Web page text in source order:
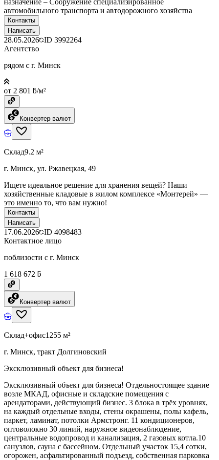
автомобильного транспорта и автодорожного хозяйства
Контакты
Написать
28.05.2026 ID 3992264
Агентство
рядом с г. Минск
от 2 801 ƃ/м²
Конвертер валют
Склад9.2 м²
г. Минск, ул. Ржавецкая, 49
Ищете идеальное решение для хранения вещей? Наши
хозяйственные кладовые в жилом комплексе «Монтерей» —
это именно то, что вам нужно!
Контакты
Написать
17.06.2026 ID 4098483
Контактное лицо
поблизости с г. Минск
1 618 672 ƃ
Конвертер валют
Склад+офис1255 м²
г. Минск, тракт Долгиновский
Эксклюзивный объект для бизнеса!
Эксклюзивный объект для бизнеса! Отдельностоящее здание
возле МКАД, офисные и складские помещения с
арендаторами, действующий бизнес. 3 блока в трёх уровнях,
на каждый отдельные входы, стены окрашены, полы кафель,
паркет, ламинат, потолки Армстронг. 11 кондиционеров,
оптоволокно 30 линий, наружное видеонаблюдение,
центральные водопровод и канализация, 2 газовых котла.10
санузлов, сауна с бассейном. Отдельный участок 15,4 сотки,
огорожен, асфальтированный подъезд, собственная парковка